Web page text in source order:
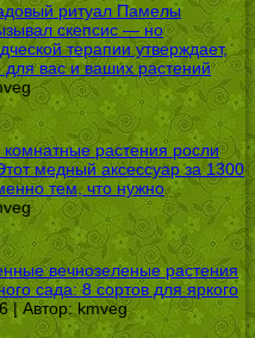
ритуал Памелы
скепсис — но
терапии утверждает,
для вас и ваших растений
комнатные растения росли
медный аксессуар за 1300
тем, что нужно
вечнозеленые растения
сада: 8 сортов для яркого
| Автор: kmveg